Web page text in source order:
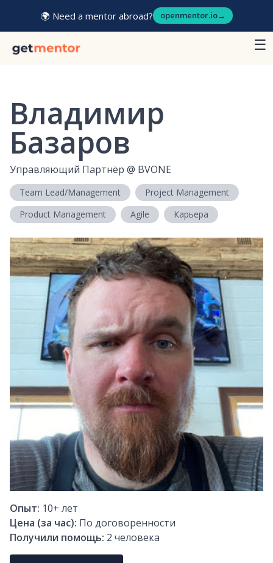
🌍 Need a mentor abroad? openmentor.io→
☰
Владимир
Базаров
Управляющий Партнёр @ BVONE
Team Lead/Management
Project Management
Product Management
Agile Карьера
Опыт: 10+ лет
Цена (за час): По договоренности
Получили помощь: 2 человека